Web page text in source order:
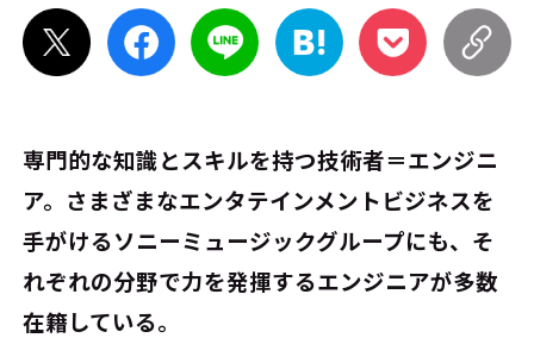
専門的な知識とスキルを持つ技術者＝エンジニ
ア。さまざまなエンタテインメントビジネスを
手がけるソニーミュージックグループにも、そ
れぞれの分野で力を発揮するエンジニアが多数
在籍している。